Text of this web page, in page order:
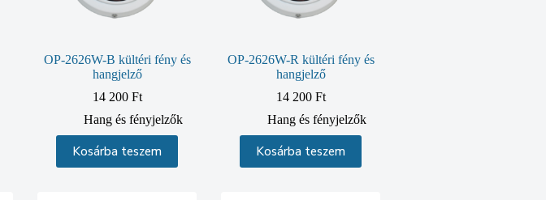
OP-2626W-B kültéri fény és
hangjelző
14 200 Ft
Hang és fényjelzők
Kosárba teszem
OP-2626W-R kültéri fény és
hangjelző
14 200 Ft
Hang és fényjelzők
Kosárba teszem